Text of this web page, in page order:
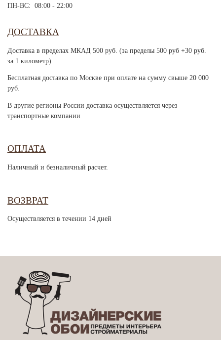
ПН-ВС: 08:00 - 22:00
ДОСТАВКА
Доставка в пределах МКАД 500 руб. (за пределы 500 руб +30 руб.
за 1 километр)
Бесплатная доставка по Москве при оплате на сумму свыше 20 000
руб.
В другие регионы России доставка осуществляется через
транспортные компании
ОПЛАТА
Наличный и безналичный расчет.
ВОЗВРАТ
Осуществляется в течении 14 дней